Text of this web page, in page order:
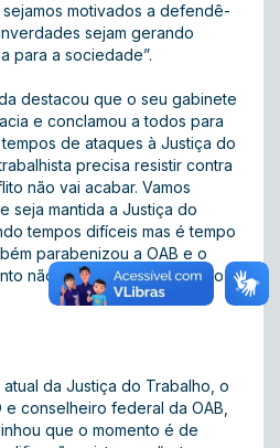
motivados a defendê-
sejam gerando
para a sociedade”.
destacou que o seu gabinete
e conclamou a todos para
de ataques à Justiça do
precisa resistir contra
não vai acabar. Vamos
seja mantida a Justiça do
tempos difíceis mas é tempo
parabenizou a OAB e o
não se realizaria no âmbito
da Justiça do Trabalho, o
conselheiro federal da OAB,
que o momento é de